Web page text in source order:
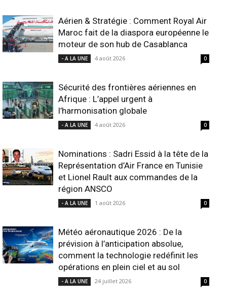
Aérien & Stratégie : Comment Royal Air
Maroc fait de la diaspora européenne le
moteur de son hub de Casablanca
- A LA UNE 4 août 2026 0
Sécurité des frontières aériennes en
Afrique : L’appel urgent à
l’harmonisation globale
- A LA UNE 4 août 2026 0
Nominations : Sadri Essid à la tête de la
Représentation d’Air France en Tunisie
et Lionel Rault aux commandes de la
région ANSCO
- A LA UNE 1 août 2026 0
Météo aéronautique 2026 : De la
prévision à l’anticipation absolue,
comment la technologie redéfinit les
opérations en plein ciel et au sol
- A LA UNE 24 juillet 2026 0